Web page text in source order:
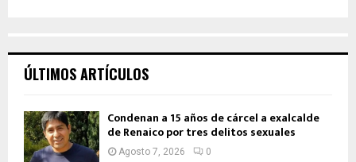
ÚLTIMOS ARTÍCULOS
Condenan a 15 años de cárcel a exalcalde
de Renaico por tres delitos sexuales
Agosto 7, 2026 0